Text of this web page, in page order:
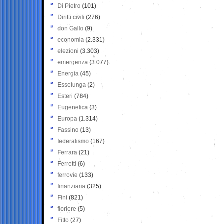
Di Pietro (101)
Diritti civili (276)
don Gallo (9)
economia (2.331)
elezioni (3.303)
emergenza (3.077)
Energia (45)
Esselunga (2)
Esteri (784)
Eugenetica (3)
Europa (1.314)
Fassino (13)
federalismo (167)
Ferrara (21)
Ferretti (6)
ferrovie (133)
finanziaria (325)
Fini (821)
fioriere (5)
Fitto (27)